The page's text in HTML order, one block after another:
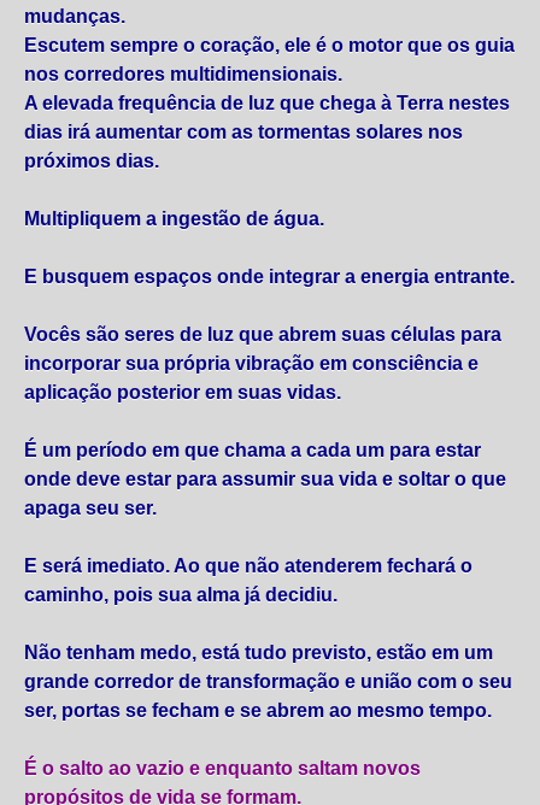
mudanças.
Escutem sempre o coração, ele é o motor que os guia
nos corredores multidimensionais.
A elevada frequência de luz que chega à Terra nestes
dias irá aumentar com as tormentas solares nos
próximos dias.
Multipliquem a ingestão de água.
E busquem espaços onde integrar a energia entrante.
Vocês são seres de luz que abrem suas células para
incorporar sua própria vibração em consciência e
aplicação posterior em suas vidas.
É um período em que chama a cada um para estar
onde deve estar para assumir sua vida e soltar o que
apaga seu ser.
E será imediato. Ao que não atenderem fechará o
caminho, pois sua alma já decidiu.
Não tenham medo, está tudo previsto, estão em um
grande corredor de transformação e união com o seu
ser, portas se fecham e se abrem ao mesmo tempo.
É o salto ao vazio e enquanto saltam novos
propósitos de vida se formam.